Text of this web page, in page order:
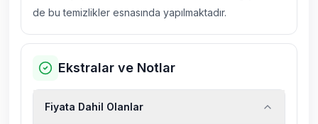
de bu temizlikler esnasında yapılmaktadır.
Ekstralar ve Notlar
Fiyata Dahil Olanlar